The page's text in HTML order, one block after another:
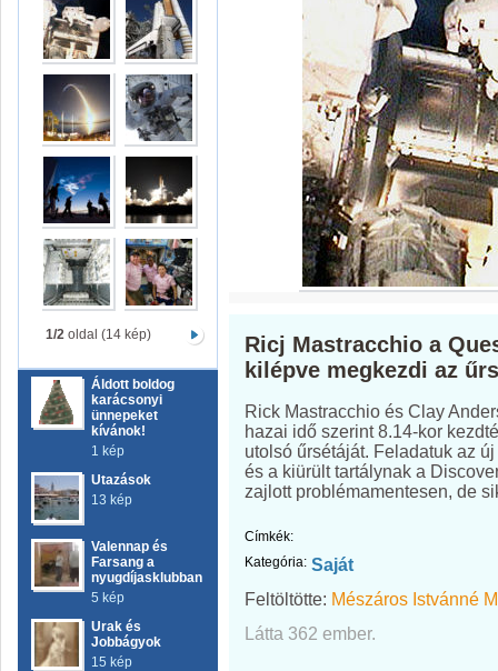
1/2oldal (14 kép)
Áldott boldog
karácsonyi
ünnepeket
kívánok!
1 kép
Utazások
13 kép
Valennap és
Farsang a
nyugdíjasklubban
5 kép
Urak és
Jobbágyok
15 kép
Ricj Mastracchio a
kilépve megkezdi az
Rick Mastracchio és Clay
hazai idő szerint 8.14-kor
utolsó űrsétáját. Feladatuk az
és a kiürült tartálynak a
zajlott problémamentesen, de
Címkék:
Kategória: Saját
Feltöltötte: Mészáros Istvánné
Látta 362 ember.